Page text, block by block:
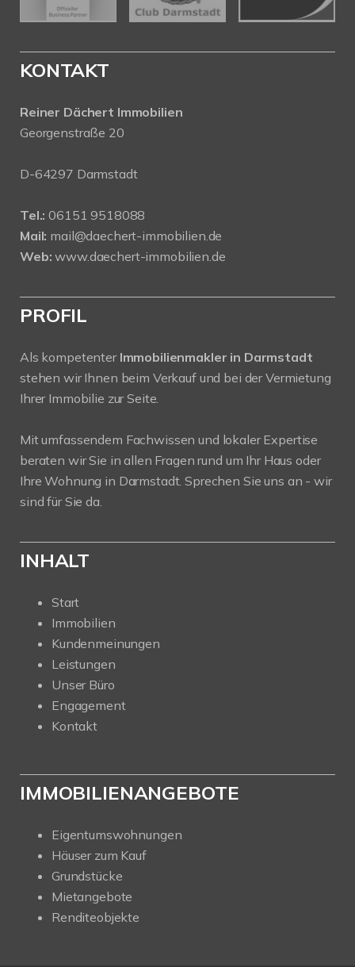
KONTAKT
Reiner Dächert Immobilien
Georgenstraße 20
D-64297 Darmstadt
Tel.: 06151 9518088
Mail: mail@daechert-immobilien.de
Web: www.daechert-immobilien.de
PROFIL
Als kompetenter Immobilienmakler in Darmstadt
stehen wir Ihnen beim Verkauf und bei der Vermietung
Ihrer Immobilie zur Seite.
Mit umfassendem Fachwissen und lokaler Expertise
beraten wir Sie in allen Fragen rund um Ihr Haus oder
Ihre Wohnung in Darmstadt. Sprechen Sie uns an - wir
sind für Sie da.
INHALT
Start
Immobilien
Kundenmeinungen
Leistungen
Unser Büro
Engagement
Kontakt
IMMOBILIENANGEBOTE
Eigentumswohnungen
Häuser zum Kauf
Grundstücke
Mietangebote
Renditeobjekte